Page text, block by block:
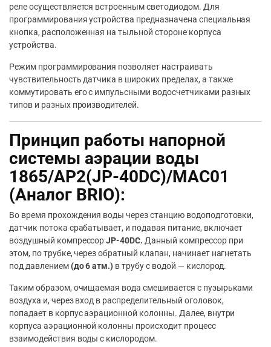
реле осуществляется встроенным светодиодом. Для
программирования устройства предназначена специальная
кнопка, расположенная на тыльной стороне корпуса
устройства.
Режим программирования позволяет настраивать
чувствительность датчика в широких пределах, а также
коммутировать его с импульсными водосчетчиками разных
типов и разных производителей.
Принцип работы напорной
системы аэрации воды
1865/AP2(JP-40DC)/MAC01
(Аналог BRIO):
Во время прохождения воды через станцию водоподготовки,
датчик потока срабатывает, и подавая питание, включает
воздушный компрессорJP-40DC.Данный компрессор при
этом, по трубке, через обратный клапан, начинает нагнетать
под давлением (до 6 атм.) в трубу с водой — кислород.
Таким образом, очищаемая вода смешивается с пузырьками
воздуха и, через вход в распределительный оголовок,
попадает в корпус аэрационной колонны. Далее, внутри
корпуса аэрационной колонны происходит процесс
взаимодействия воды с кислородом.